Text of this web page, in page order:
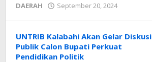
DAERAH September 20, 2024
NTT
UNTRIB Kalabahi Akan Gelar Diskusi
Publik Calon Bupati Perkuat
Pendidikan Politik